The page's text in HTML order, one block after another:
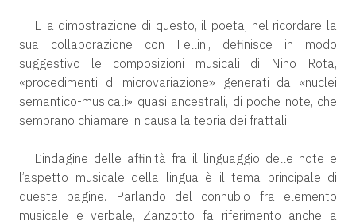
E a dimostrazione di questo, il poeta, nel ricordare la
sua collaborazione con Fellini, definisce in modo
suggestivo le composizioni musicali di Nino Rota,
«procedimenti di microvariazione» generati da «nuclei
semantico-musicali» quasi ancestrali, di poche note, che
sembrano chiamare in causa la teoria dei frattali.
L’indagine delle affinità fra il linguaggio delle note e
l’aspetto musicale della lingua è il tema principale di
queste pagine. Parlando del connubio fra elemento
musicale e verbale, Zanzotto fa riferimento anche a